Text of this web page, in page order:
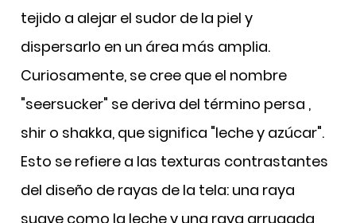
tejido a alejar el sudor de la piel y
dispersarlo en un área más amplia.
Curiosamente, se cree que el nombre
"seersucker" se deriva del término persa ,
shir o shakka, que significa "leche y azúcar".
Esto se refiere a las texturas contrastantes
del diseño de rayas de la tela: una raya
suave como la leche y una raya arrugada